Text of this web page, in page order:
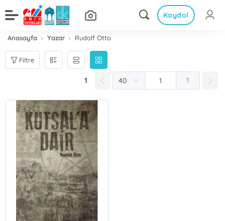
Kaydol
Anasayfa Yazar Rudolf Otto
Filtre
1 1